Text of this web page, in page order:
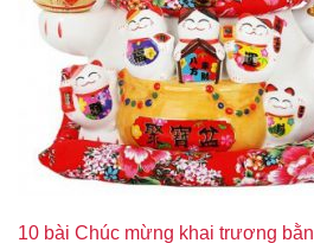
10 bài Chúc mừng khai trương